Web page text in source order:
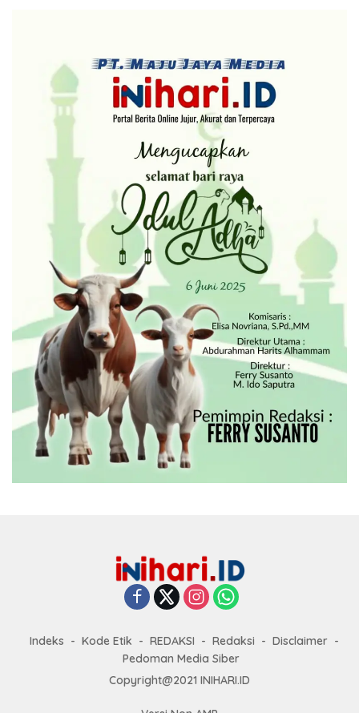
Indeks Kode Etik REDAKSI Redaksi
Disclaimer
Pedoman Media Siber
Copyright@2021 INIHARI.ID